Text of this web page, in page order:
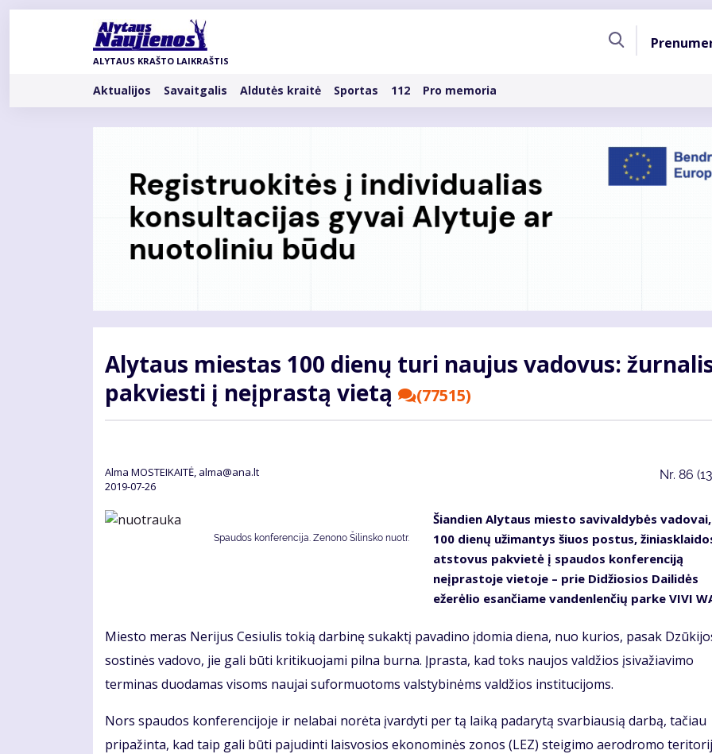
Pereiti
ALYTAUS KRAŠTO LAIKRAŠTIS
Rubrikos
Aktualijos Savaitgalis Aldutės kraitė Sportas 112 Pro memoria
Alytaus miestas 100 dienų turi naujus vadovus:
pakviesti į neįprastą vietą
(77515)
Alma MOSTEIKAITĖ, alma@ana.lt
2019-07-26
Nr. 86
Spaudos konferencija. Zenono Šilinsko nuotr.
Šiandien Alytaus miesto savivaldybės
100 dienų užimantys šiuos postus,
atstovus pakvietė į spaudos konferenciją
neįprastoje vietoje – prie Didžiosios Dailidės
ežerėlio esančiame vandenlenčių parke VIVI
Miesto meras Nerijus Cesiulis tokią darbinę sukaktį pavadino įdomia diena, nuo kurios, pasak
sostinės vadovo, jie gali būti kritikuojami pilna burna. Įprasta, kad toks naujos valdžios įsivažiavimo
terminas duodamas visoms naujai suformuotoms valstybinėms valdžios institucijoms.
Nors spaudos konferencijoje ir nelabai norėta įvardyti per tą laiką padarytą svarbiausią darbą, tačiau
pripažinta, kad taip gali būti pajudinti laisvosios ekonominės zonos (LEZ) steigimo aerodromo